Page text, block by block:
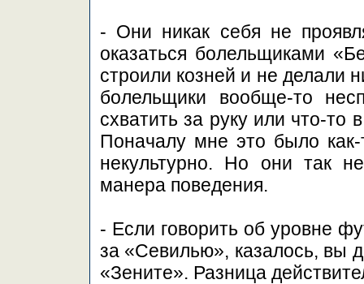
- Они никак себя не
оказаться болельщиками
строили козней и не делали
болельщики вообще-то
схватить за руку или что-то
Поначалу мне это было
некультурно. Но они так
манера поведения.
- Если говорить об уровне
за «Севилью», казалось, вы
«Зените». Разница